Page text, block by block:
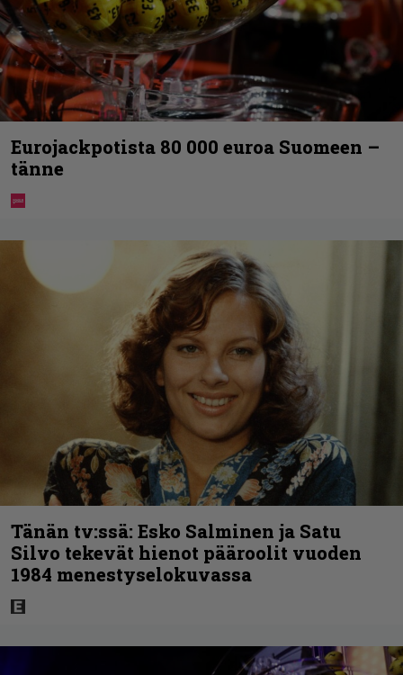
Eurojackpotista 80 000 euroa Suomeen –
tänne
Tänän tv:ssä: Esko Salminen ja Satu
Silvo tekevät hienot pääroolit vuoden
1984 menestyselokuvassa